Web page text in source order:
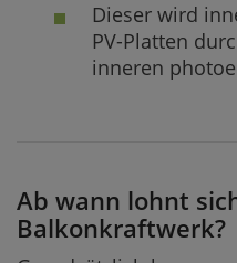
Dieser wird
PV-Platten
inneren
Ab wann lohnt
Balkonkraftwerk?